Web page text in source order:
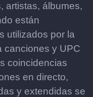
artistas, álbumes,
están
utilizados por la
canciones y UPC
coincidencias
en directo,
y extendidas se